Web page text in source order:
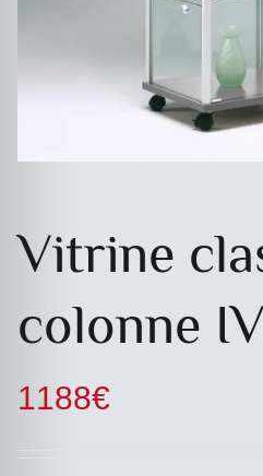
Vitrine
colonne
1188€